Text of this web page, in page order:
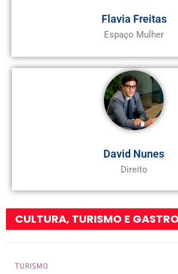
Flavia Freitas
Espaço Mulher
David Nunes
Direito
CULTURA, TURISMO E
TURISMO